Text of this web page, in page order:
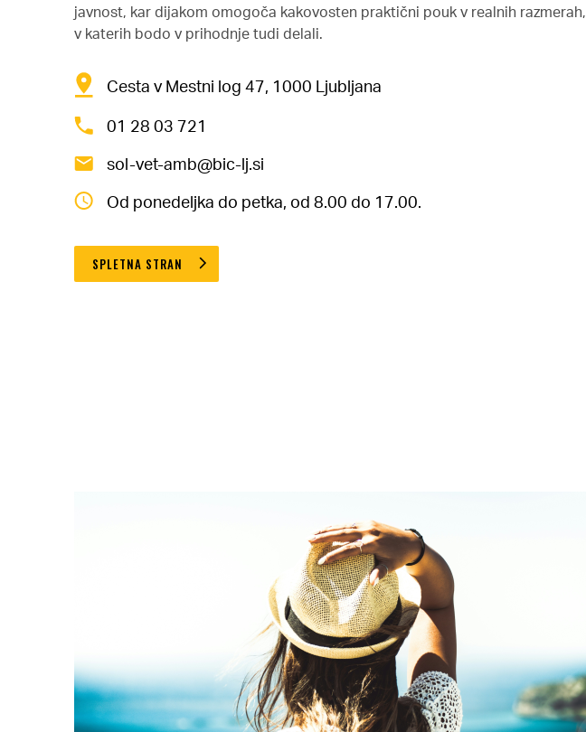
javnost, kar dijakom omogoča kakovosten praktični pouk v realnih razmerah,
v katerih bodo v prihodnje tudi delali.
Cesta v Mestni log 47, 1000 Ljubljana
01 28 03 721
sol-vet-amb@bic-lj.si
Od ponedeljka do petka, od 8.00 do 17.00.
SPLETNA STRAN